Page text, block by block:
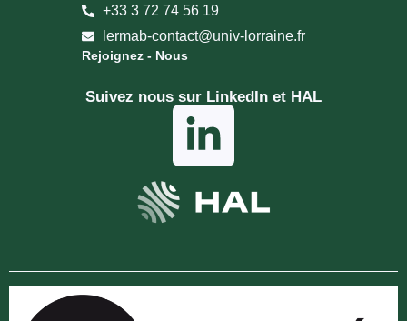
+33 3 72 74 56 19
lermab-contact@univ-lorraine.fr
Rejoignez - Nous
Suivez nous sur LinkedIn et HAL​